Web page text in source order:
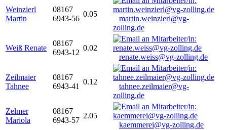
Weinzierl
Martin
08167
6943-56
0.05
martin.weinzierl@vg-
zolling.de
Weiß Renate
08167
6943-12
0.02
renate.weiss@vg-zolling.de
Zeilmaier
Tahnee
08167
6943-41
0.12
tahnee.zeilmaier@vg-
zolling.de
Zelmer
Mariola
08167
6943-57
2.05
kaemmerei@vg-zolling.de